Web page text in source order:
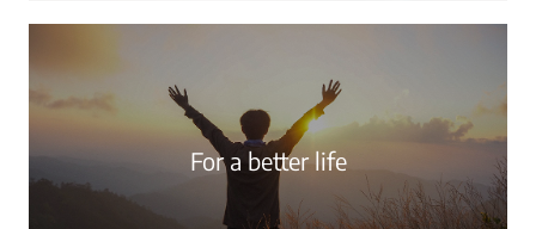
For a better life